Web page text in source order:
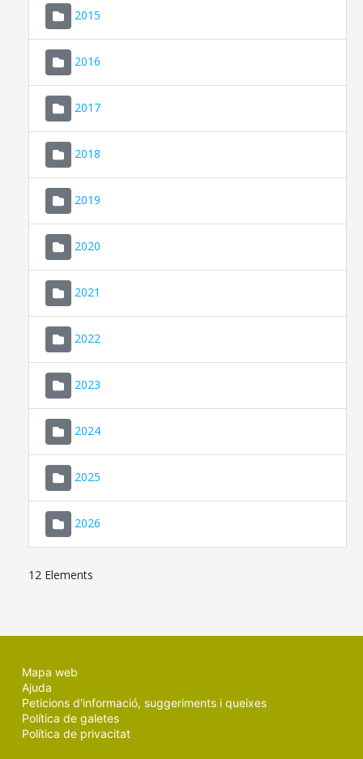
2015
2016
2017
2018
2019
2020
2021
2022
2023
2024
2025
2026
12 Elements
Mapa web
Ajuda
Peticions d'informació, suggeriments i queixes
Política de galetes
Política de privacitat